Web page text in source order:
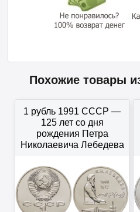
Похожие товары
1 рубль 1991 СССР —
125 лет со дня
рождения Петра
Николаевича Лебедева